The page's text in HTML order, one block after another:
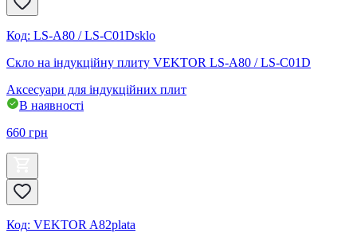
Код: LS-A80 / LS-C01Dsklo
Скло на індукційну плиту VEKTOR LS-A80 / LS-C01D
Аксесуари для індукційних плит
В наявності
660 грн
Код: VEKTOR A82plata